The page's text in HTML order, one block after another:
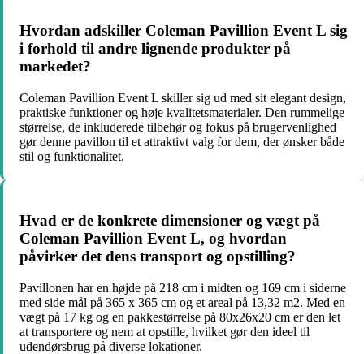
Hvordan adskiller Coleman Pavillion Event L sig
i forhold til andre lignende produkter på
markedet?
Coleman Pavillion Event L skiller sig ud med sit elegant design,
praktiske funktioner og høje kvalitetsmaterialer. Den rummelige
størrelse, de inkluderede tilbehør og fokus på brugervenlighed
gør denne pavillon til et attraktivt valg for dem, der ønsker både
stil og funktionalitet.
Hvad er de konkrete dimensioner og vægt på
Coleman Pavillion Event L, og hvordan
påvirker det dens transport og opstilling?
Pavillonen har en højde på 218 cm i midten og 169 cm i siderne
med side mål på 365 x 365 cm og et areal på 13,32 m2. Med en
vægt på 17 kg og en pakkestørrelse på 80x26x20 cm er den let
at transportere og nem at opstille, hvilket gør den ideel til
udendørsbrug på diverse lokationer.